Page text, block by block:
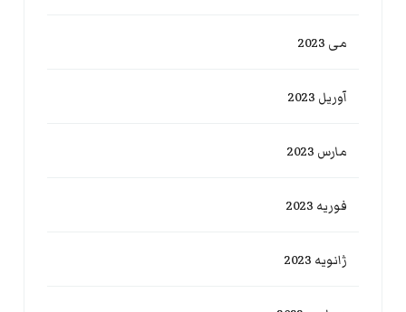
می 2023
آوریل 2023
مارس 2023
فوریه 2023
ژانویه 2023